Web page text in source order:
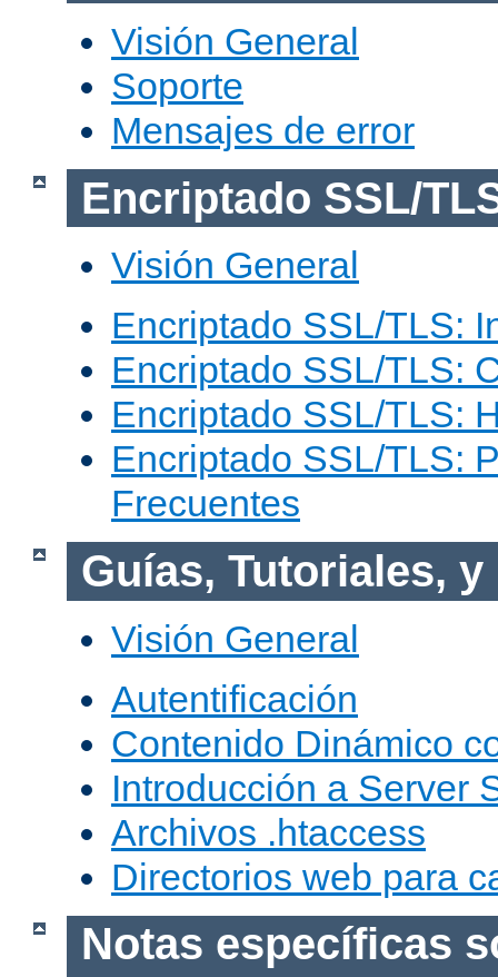
Visión General
Soporte
Mensajes de error
Encriptado SSL/
Visión General
Encriptado SSL/TLS:
Encriptado SSL/TLS:
Encriptado SSL/TLS:
Encriptado SSL/TLS:
Frecuentes
Guías, Tutoriales, y
Visión General
Autentificación
Contenido Dinámico
Introducción a Server
Archivos .htaccess
Directorios web para
Notas específicas